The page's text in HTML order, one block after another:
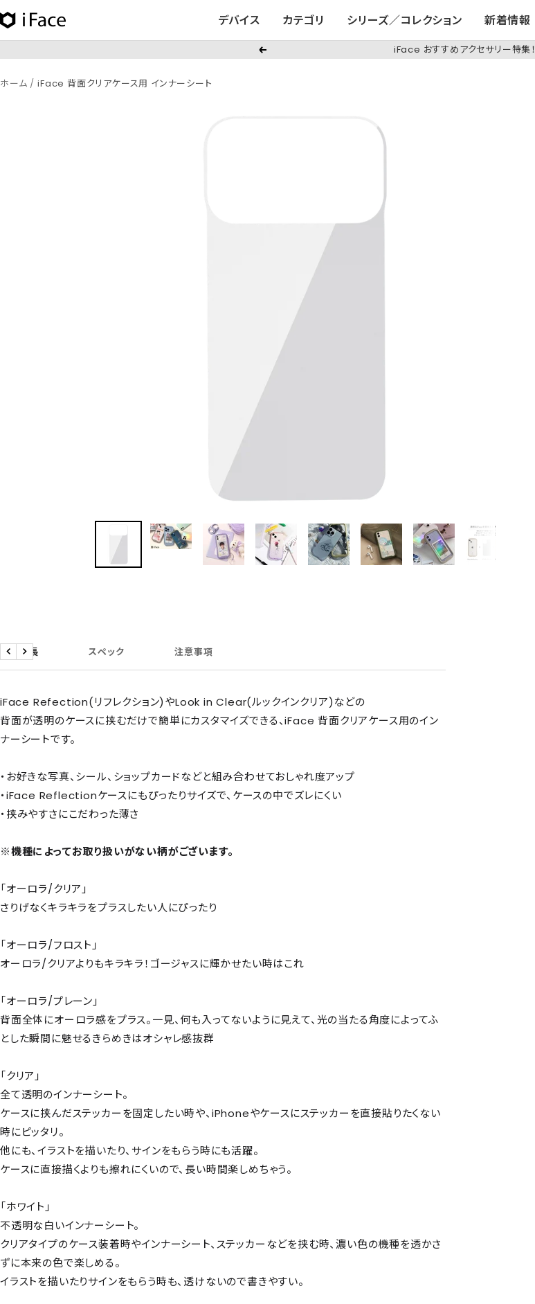
コ
ン
ツ
デバイス カテゴリ シリーズ／コレクション 新着情報
iFace
日
本
公
戻
iFace おすすめアクセサリー特集！
ホーム iFace 背面クリアケース用 インナーシート
商品特長 スペック 注意事項
戻 次
iFace Refection(リフレクション)やLook in Clear(ルックインクリア)などの
背面が透明のケースに挟むだけで簡単にカスタマイズできる、iFace 背面クリアケース用のイン
ナーシートです。
・お好きな写真、シール、ショップカードなどと組み合わせておしゃれ度アップ
・iFace Reflectionケースにもぴったりサイズで、ケースの中でズレにくい
・挟みやすさにこだわった薄さ
※機種によってお取り扱いがない柄がございます。
「オーロラ/クリア」
さりげなくキラキラをプラスしたい人にぴったり
「オーロラ/フロスト」
オーロラ/クリアよりもキラキラ！ゴージャスに輝かせたい時はこれ
「オーロラ/プレーン」
背面全体にオーロラ感をプラス。一見、何も入ってないように見えて、光の当たる角度によってふ
とした瞬間に魅せるきらめきはオシャレ感抜群
「クリア」
全て透明のインナーシート。
ケースに挟んだステッカーを固定したい時や、iPhoneやケースにステッカーを直接貼りたくない
時にピッタリ。
他にも、イラストを描いたり、サインをもらう時にも活躍。
ケースに直接描くよりも擦れにくいので、長い時間楽しめちゃう。
「ホワイト」
不透明な白いインナーシート。
クリアタイプのケース装着時やインナーシート、ステッカーなどを挟む時、濃い色の機種を透かさ
ずに本来の色で楽しめる。
イラストを描いたりサインをもらう時も、透けないので書きやすい。